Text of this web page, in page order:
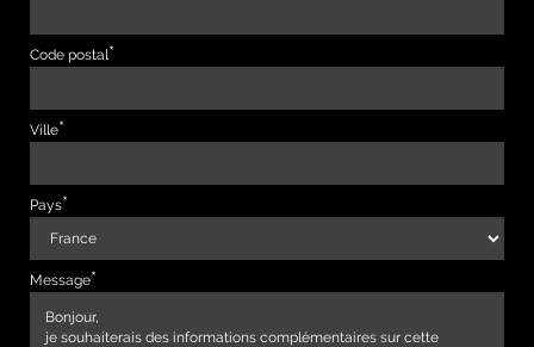
Code postal
Ville
Pays
Message